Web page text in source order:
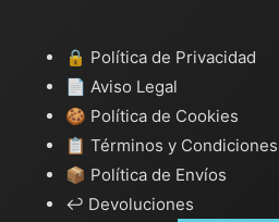
🔒 Política de Privacidad
📄 Aviso Legal
🍪 Política de Cookies
📋 Términos y Condiciones
📦 Política de Envíos
↩️ Devoluciones